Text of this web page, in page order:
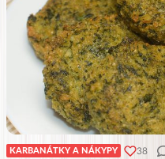
KARBANÁTKY A NÁKYPY 38